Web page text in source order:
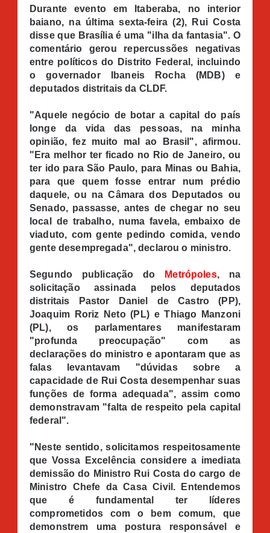
Durante evento em Itaberaba, no interior
baiano, na última sexta-feira (2), Rui Costa
disse que Brasília é uma "ilha da fantasia". O
comentário gerou repercussões negativas
entre políticos do Distrito Federal, incluindo
o governador Ibaneis Rocha (MDB) e
deputados distritais da CLDF.
"Aquele negócio de botar a capital do país
longe da vida das pessoas, na minha
opinião, fez muito mal ao Brasil", afirmou.
"Era melhor ter ficado no Rio de Janeiro, ou
ter ido para São Paulo, para Minas ou Bahia,
para que quem fosse entrar num prédio
daquele, ou na Câmara dos Deputados ou
Senado, passasse, antes de chegar no seu
local de trabalho, numa favela, embaixo de
viaduto, com gente pedindo comida, vendo
gente desempregada", declarou o ministro.
Segundo publicação do Metrópoles, na
solicitação assinada pelos deputados
distritais Pastor Daniel de Castro (PP),
Joaquim Roriz Neto (PL) e Thiago Manzoni
(PL), os parlamentares manifestaram
"profunda preocupação" com as
declarações do ministro e apontaram que as
falas levantavam "dúvidas sobre a
capacidade de Rui Costa desempenhar suas
funções de forma adequada", assim como
demonstravam "falta de respeito pela capital
federal".
"Neste sentido, solicitamos respeitosamente
que Vossa Excelência considere a imediata
demissão do Ministro Rui Costa do cargo de
Ministro Chefe da Casa Civil. Entendemos
que é fundamental ter líderes
comprometidos com o bem comum, que
demonstrem uma postura responsável e